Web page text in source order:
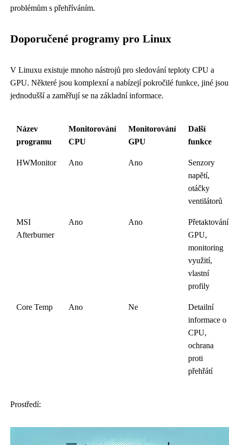
problémům s přehříváním.
Doporučené programy pro Linux
V Linuxu existuje mnoho nástrojů pro sledování teploty CPU a
GPU. Některé jsou komplexní a nabízejí pokročilé funkce, jiné jsou
jednodušší a zaměřují se na základní informace.
Název
programu
Monitorování
CPU
Monitorování
GPU
Další
funkce
HWMonitor Ano Ano
Senzory
napětí,
otáčky
ventilátorů
MSI
Afterburner
Ano Ano
Přetaktování
GPU,
monitoring
využití,
vlastní
profily
Core Temp Ano Ne
Detailní
informace o
CPU,
ochrana
proti
přehřátí
Prostředí: